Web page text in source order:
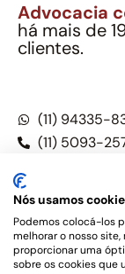
Advocacia
há mais de
clientes.
(11) 94335-
(11) 5093-
Este site não é um
tampouco oferece
Nós usamos
Podemos colocá-los
melhorar o nosso
proporcionar uma
sobre os cookies que